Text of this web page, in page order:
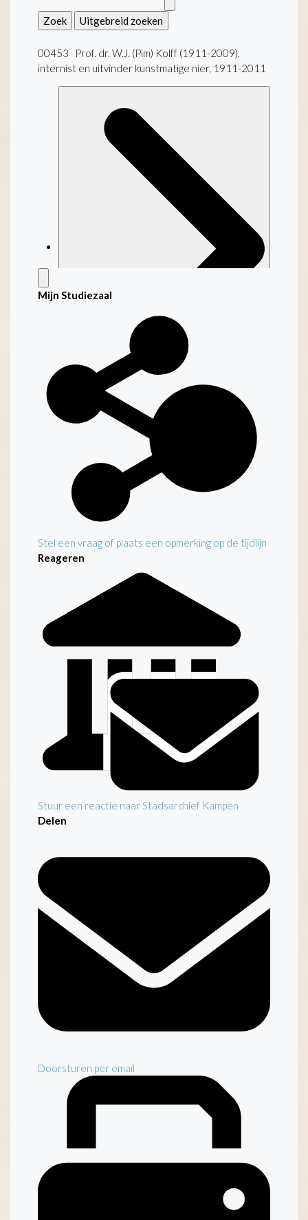
Zoek Uitgebreid zoeken
00453 Prof. dr. W.J. (Pim) Kolff (1911-2009),
internist en uitvinder kunstmatige nier, 1911-2011
Kenmerken
Inleiding
Mijn Studiezaal
Stel een vraag of plaats een opmerking op de tijdlijn
Reageren
Stuur een reactie naar Stadsarchief Kampen
Delen
Doorsturen per email